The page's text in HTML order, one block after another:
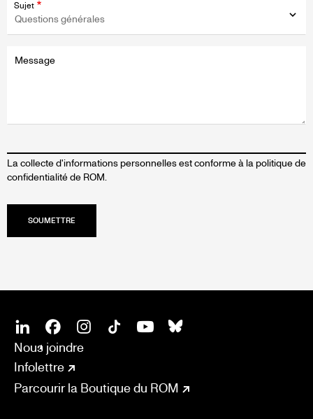
Sujet
Message
La collecte d'informations personnelles est conforme à la politique de
confidentialité de ROM.
SOCIAL
LinkedinFacebookInstagram
CONNECT
Nous joindre
Infolettre
Parcourir la Boutique du ROM